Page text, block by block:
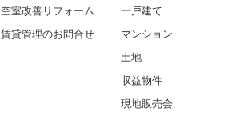
空室改善リフォーム
賃貸管理のお問合せ
一戸建て
マンション
土地
収益物件
現地販売会